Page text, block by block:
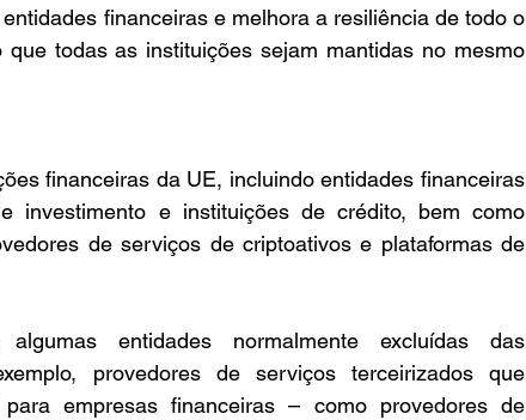
financeiras e melhora a resiliência de todo o
todas as instituições sejam mantidas no mesmo
financeiras da UE, incluindo entidades financeiras
investimento e instituições de crédito, bem como
de serviços de criptoativos e plataformas de
entidades normalmente excluídas das
provedores de serviços terceirizados que
empresas financeiras – como provedores de